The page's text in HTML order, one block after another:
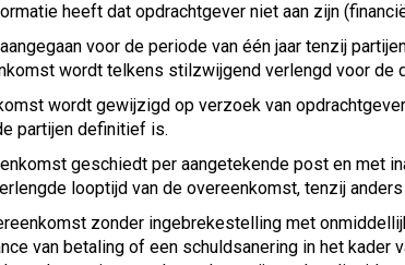
heeft dat opdrachtgever niet aan zijn
voor de periode van één jaar tenzij
wordt telkens stilzwijgend verlengd voor de
wordt gewijzigd op verzoek van
partijen definitief is.
geschiedt per aangetekende post en met
looptijd van de overeenkomst, tenzij
zonder ingebrekestelling met
van betaling of een schuldsanering in het